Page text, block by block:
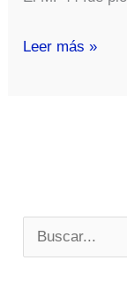
Mp44
Leer más »
u